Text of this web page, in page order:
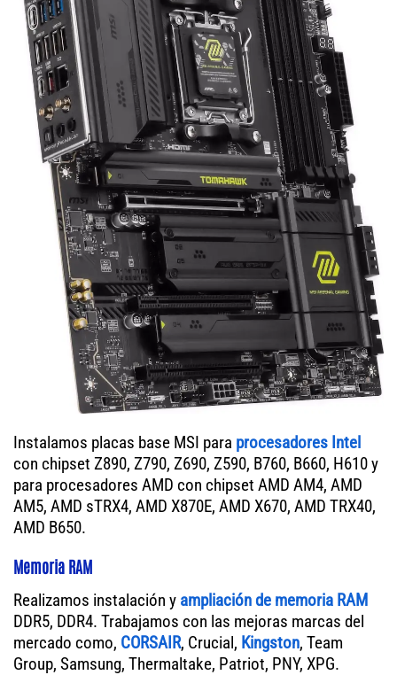
Instalamos placas base MSI para procesadores Intel
con chipset Z890, Z790, Z690, Z590, B760, B660, H610 y
para procesadores AMD con chipset AMD AM4, AMD
AM5, AMD sTRX4, AMD X870E, AMD X670, AMD TRX40,
AMD B650.
Memoria RAM
Realizamos instalación y ampliación de memoria RAM
DDR5, DDR4. Trabajamos con las mejoras marcas del
mercado como, CORSAIR, Crucial, Kingston, Team
Group, Samsung, Thermaltake, Patriot, PNY, XPG.